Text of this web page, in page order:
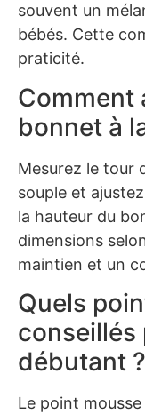
souvent un
bébés. Cette
praticité.
Comment
bonnet à
Mesurez le tour
souple et
la hauteur du
dimensions
maintien et un
Quels
débutant ?
Le point